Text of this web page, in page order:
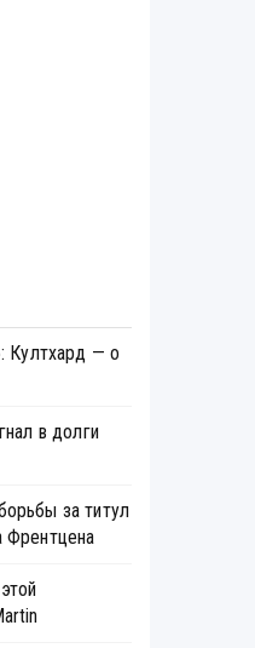
Култхард — о
в долги
за титул
Френтцена